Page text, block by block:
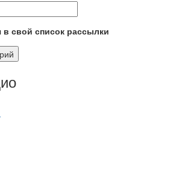
в свой список рассылки